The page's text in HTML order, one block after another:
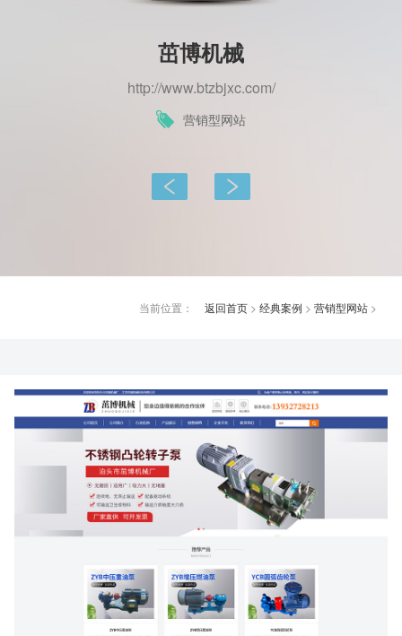
茁博机械
http://www.btzbjxc.com/
营销型网站
下一篇：
当前位置： 返回首页 > 经典案例 > 营销型网站 >